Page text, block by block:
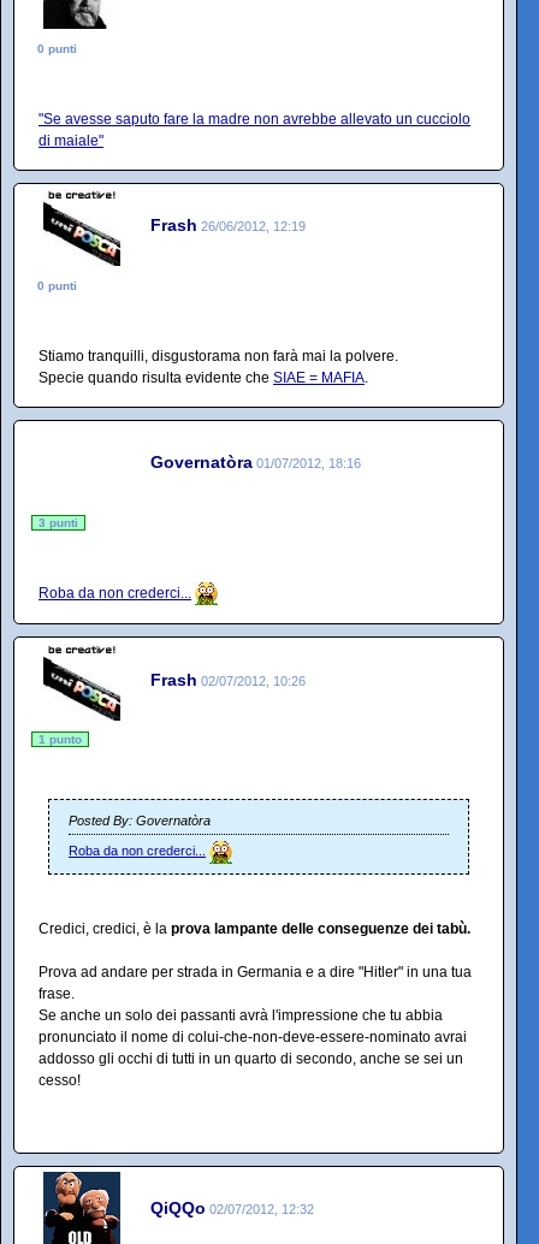
0 punti
"Se avesse saputo fare la madre non avrebbe allevato un cucciolo
di maiale"
Frash 26/06/2012, 12:19
0 punti
Stiamo tranquilli, disgustorama non farà mai la polvere.
Specie quando risulta evidente che SIAE = MAFIA.
Governatòra 01/07/2012, 18:16
3 punti
Roba da non crederci...
Frash 02/07/2012, 10:26
1 punto
Posted By: Governatòra
Roba da non crederci...
Credici, credici, è la prova lampante delle conseguenze dei tabù.
Prova ad andare per strada in Germania e a dire "Hitler" in una tua
frase.
Se anche un solo dei passanti avrà l'impressione che tu abbia
pronunciato il nome di colui-che-non-deve-essere-nominato avrai
addosso gli occhi di tutti in un quarto di secondo, anche se sei un
cesso!
QiQQo 02/07/2012, 12:32